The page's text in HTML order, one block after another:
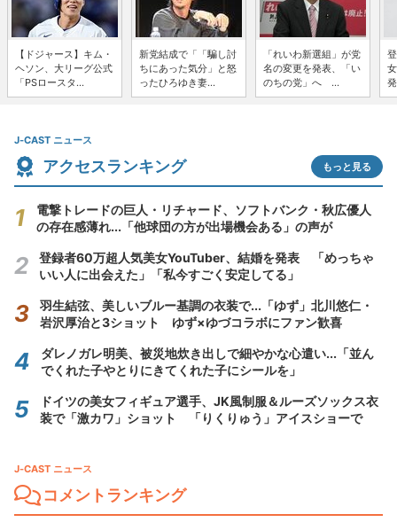
【ドジャース】キム・
ヘソン、大リーグ公式
「PSロースタ...
新党結成で「「騙し討
ちにあった気分」と怒
ったひろゆき妻...
「れいわ新選組」が党
名の変更を発表、「い
のちの党」へ ...
J-CAST ニュース
アクセスランキング もっと見る
電撃トレードの巨人・リチャード、ソフトバンク・秋広優人
の存在感薄れ...「他球団の方が出場機会ある」の声が
登録者60万超人気美女YouTuber、結婚を発表 「めっちゃ
いい人に出会えた」「私今すごく安定してる」
羽生結弦、美しいブルー基調の衣装で...「ゆず」北川悠仁・
岩沢厚治と3ショット ゆず×ゆづコラボにファン歓喜
ダレノガレ明美、被災地炊き出しで細やかな心遣い...「並ん
でくれた子やとりにきてくれた子にシールを」
ドイツの美女フィギュア選手、JK風制服＆ルーズソックス衣
装で「激カワ」ショット 「りくりゅう」アイスショーで
J-CAST ニュース
コメントランキング